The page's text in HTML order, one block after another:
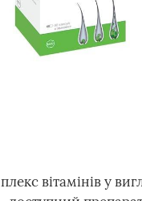
вітамінів у